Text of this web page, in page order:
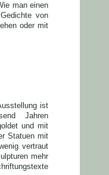
man einen
von
oder mit
ist
Jahren
und mit
Statuen mit
vertraut
mehr